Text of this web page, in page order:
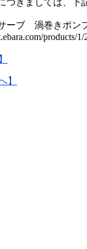
つきましては、下
ーブ 渦巻きポン
products/1/
】